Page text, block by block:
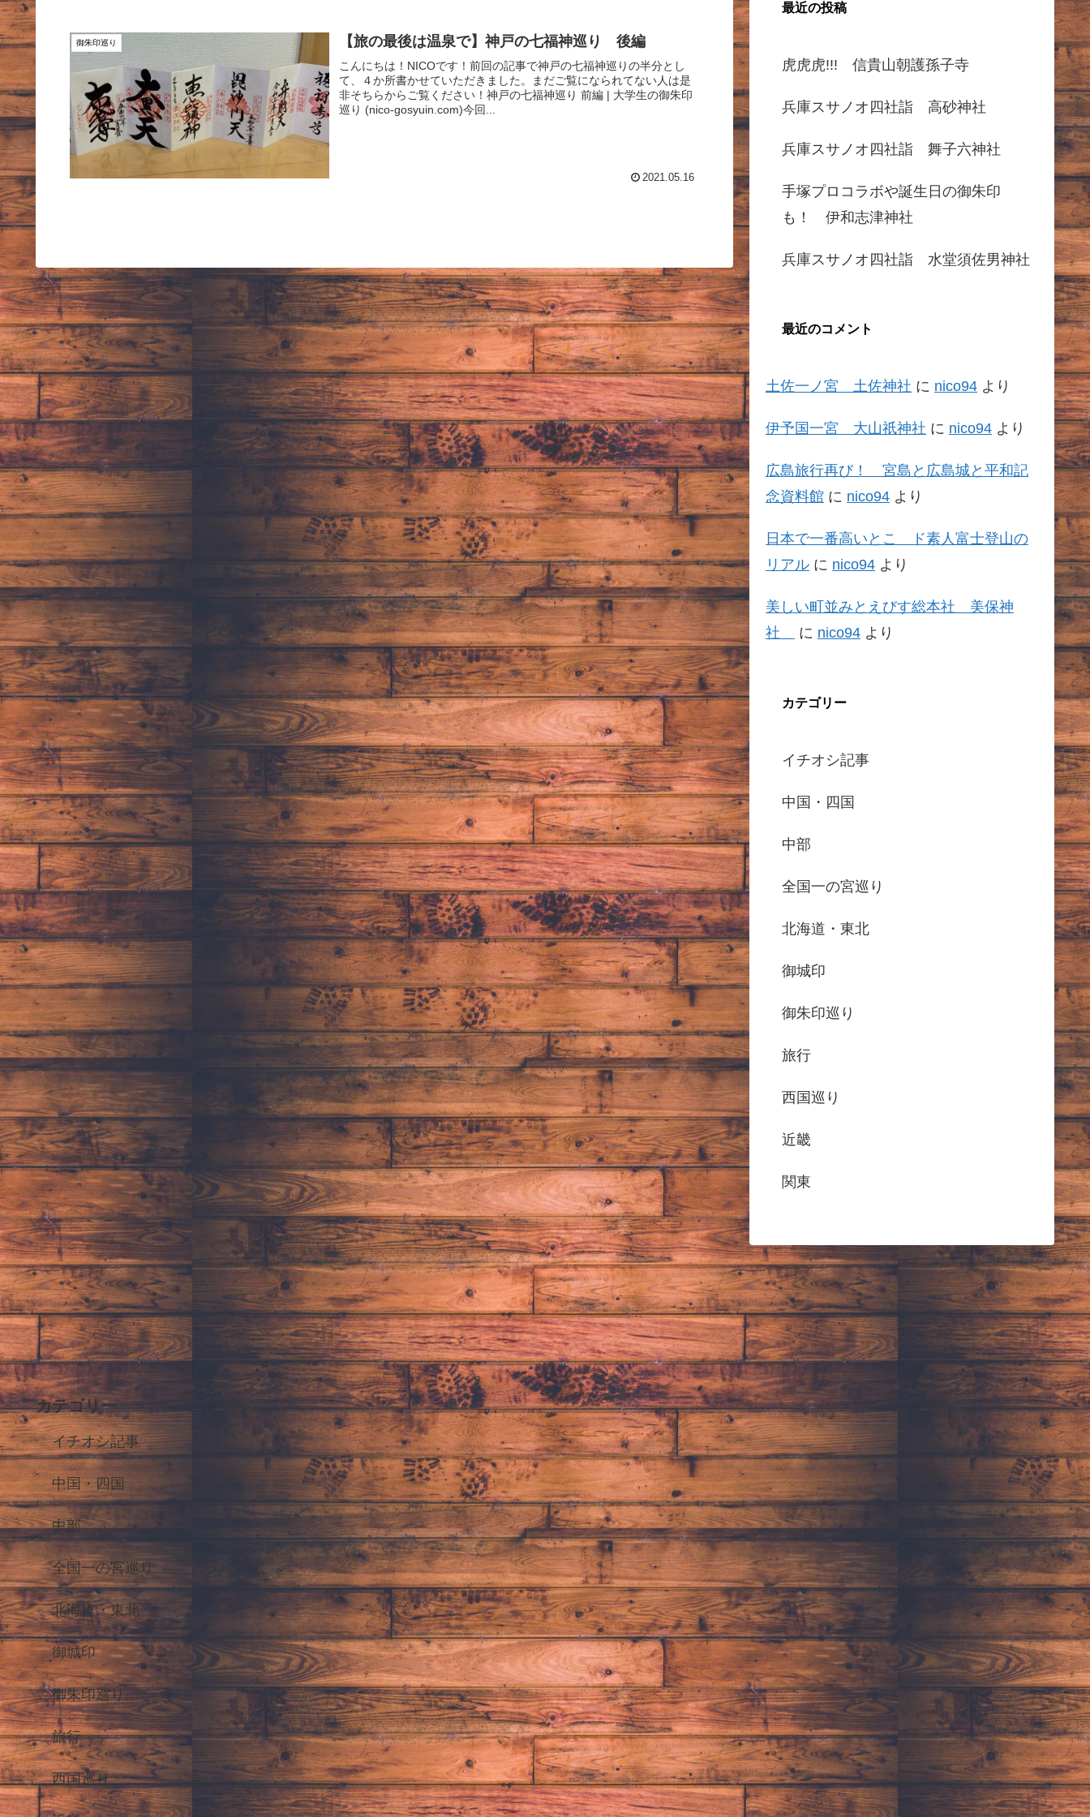
御朱印巡り 【旅の最後は温泉で】神戸の七福神巡り 後編
こんにちは！NICOです！前回の記事で神戸の七福神巡りの半分とし
て、４か所書かせていただきました。まだご覧になられてない人は是
非そちらからご覧ください！神戸の七福神巡り 前編 | 大学生の御朱印
巡り (nico-gosyuin.com)今回...
2021.05.16
最近の投稿
虎虎虎!!! 信貴山朝護孫子寺
兵庫スサノオ四社詣 高砂神社
兵庫スサノオ四社詣 舞子六神社
手塚プロコラボや誕生日の御朱印
も！ 伊和志津神社
兵庫スサノオ四社詣 水堂須佐男神社
最近のコメント
土佐一ノ宮 土佐神社 に nico94 より
伊予国一宮 大山祇神社 に nico94 より
広島旅行再び！ 宮島と広島城と平和記
念資料館 に nico94 より
日本で一番高いとこ ド素人富士登山の
リアル に nico94 より
美しい町並みとえびす総本社 美保神
社
に nico94 より
カテゴリー
イチオシ記事
中国・四国
中部
全国一の宮巡り
北海道・東北
御城印
御朱印巡り
旅行
西国巡り
近畿
関東
カテゴリー
イチオシ記事
中国・四国
中部
全国一の宮巡り
北海道・東北
御城印
御朱印巡り
旅行
西国巡り